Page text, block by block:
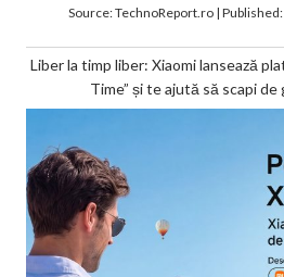
Source:TechnoReport.ro| Published:
Liber la timp liber: Xiaomi lansează
Time” și te ajută să scapi de